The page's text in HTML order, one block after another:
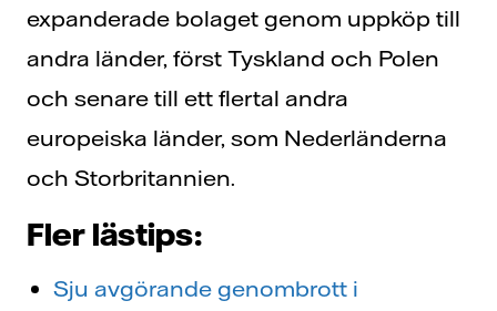
expanderade bolaget genom uppköp till
andra länder, först Tyskland och Polen
och senare till ett flertal andra
europeiska länder, som Nederländerna
och Storbritannien.
Fler lästips:
Sju avgörande genombrott i